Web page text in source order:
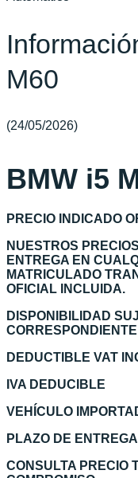
M60
(24/05/2026)
BMW i5
PRECIO INDICADO
NUESTROS
ENTREGA EN
MATRICULADO
OFICIAL INCLUIDA.
DISPONIBILIDAD
CORRESPONDIENTE
DEDUCTIBLE VAT
IVA DEDUCIBLE
VEHÍCULO
PLAZO DE
CONSULTA PRECIO